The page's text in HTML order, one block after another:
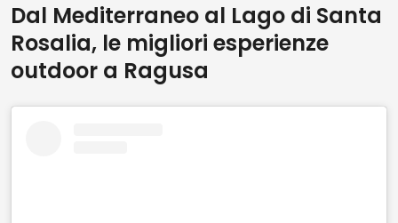
Dal Mediterraneo al Lago di Santa
Rosalia, le migliori esperienze
outdoor a Ragusa